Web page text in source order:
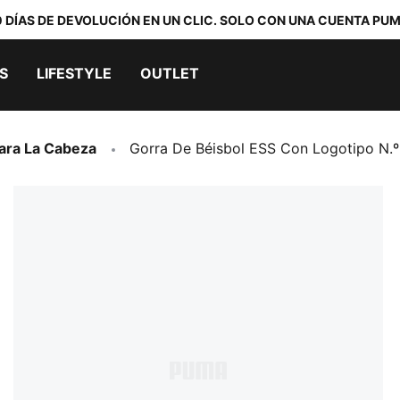
DE DEVOLUCIÓN EN UN CLIC. SOLO CON UNA CUENTA
LIFESTYLE OUTLET
La Cabeza Gorra De Béisbol ESS Con Logotipo N.º